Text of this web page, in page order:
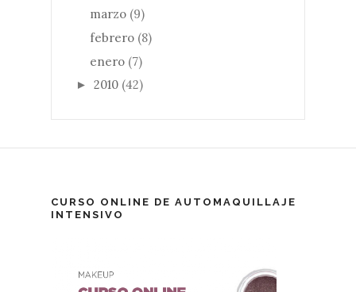
marzo (9)
febrero (8)
enero (7)
► 2010 (42)
CURSO ONLINE DE AUTOMAQUILLAJE
INTENSIVO